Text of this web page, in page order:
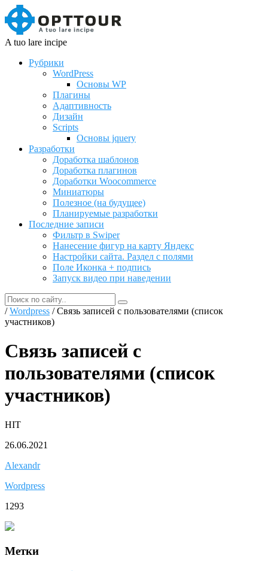
A tuo lare incipe
Рубрики
WordPress
Основы WP
Плагины
Адаптивность
Дизайн
Scripts
Основы jquery
Разработки
Доработка шаблонов
Доработка плагинов
Доработки Woocommerce
Миниатюры
Полезное (на будущее)
Планируемые разработки
Последние записи
Фильтр в Swiper
Нанесение фигур на карту Яндекс
Настройки сайта. Раздел с полями
Поле Иконка + подпись
Запуск видео при наведении
/Wordpress / Связь записей с пользователями (список
участников)
Связь записей с
пользователями (список
участников)
HIT
26.06.2021
Alexandr
Wordpress
1293
Метки